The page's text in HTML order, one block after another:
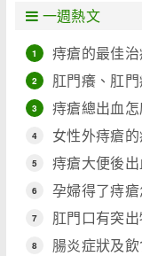
一週熱文
1 痔瘡的最佳
2 肛門癢、肛
3 痔瘡總出血怎
4 女性外痔瘡
5 痔瘡大便後
6 孕婦得了痔
7 肛門口有突
8 腸炎症狀及